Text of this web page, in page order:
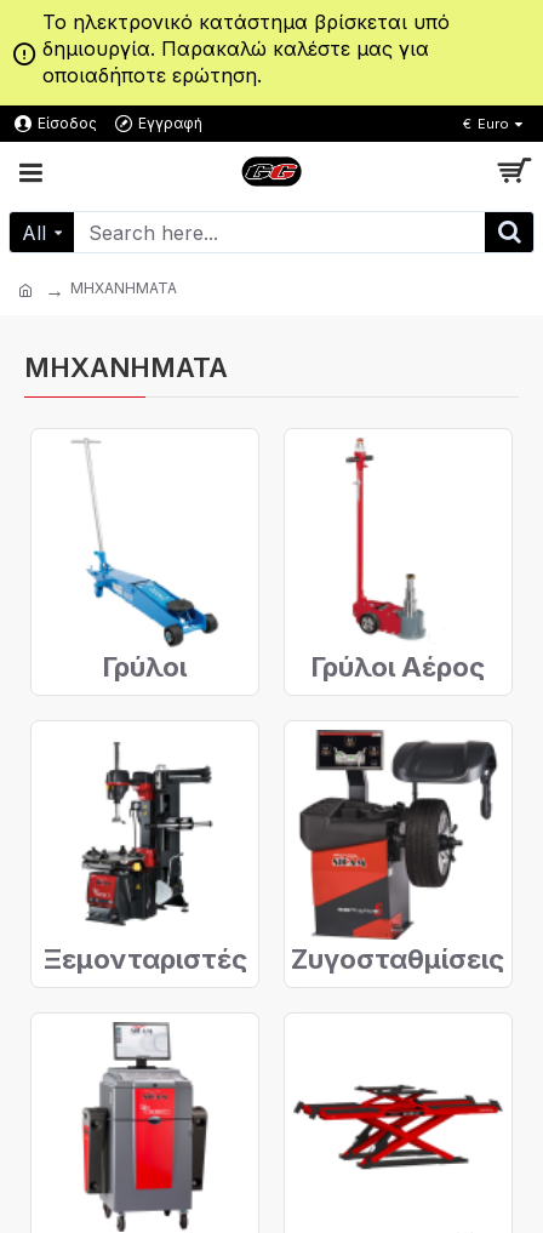
Το ηλεκτρονικό κατάστημα βρίσκεται υπό
δημιουργία. Παρακαλώ καλέστε μας για
οποιαδήποτε ερώτηση.
Είσοδος Εγγραφή € Euro
All
ΜΗΧΑΝΗΜΑΤΑ
ΜΗΧΑΝΗΜΑΤΑ
Γρύλοι Γρύλοι Αέρος
Ξεμονταριστές Ζυγοσταθμίσεις